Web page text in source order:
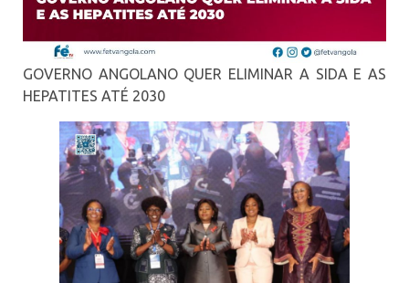
GOVERNO ANGOLANO QUER ELIMINAR A SIDA E AS
HEPATITES ATÉ 2030